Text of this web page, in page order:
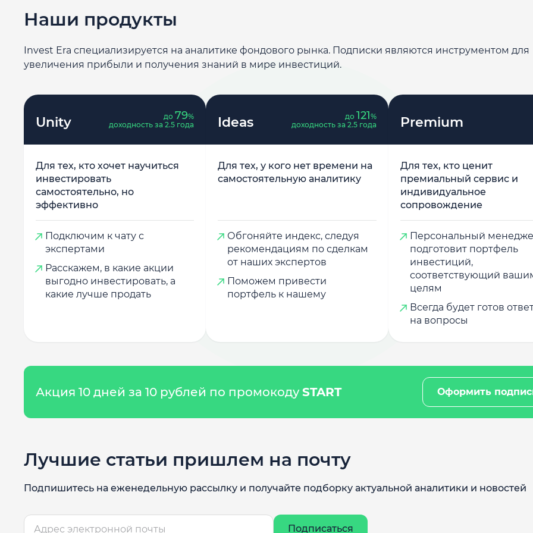
Наши продукты
Invest Era специализируется на аналитике фондового рынка. Подписки являются инструментом для
увеличения прибыли и получения знаний в мире инвестиций.
Unity до79%
доходность за 2.5 года
Для тех, кто хочет научиться
инвестировать
самостоятельно, но
эффективно
Подключим к чату с
экспертами
Расскажем, в какие акции
выгодно инвестировать, а
какие лучше продать
Ideas до 121%
доходность за 2.5 года
Для тех, у кого нет времени на
самостоятельную аналитику
Обгоняйте индекс, следуя
рекомендациям по сделкам
от наших экспертов
Поможем привести
портфель к нашему
Premium
Для тех, кто ценит
премиальный сервис и
индивидуальное
сопровождение
Персональный
подготовит портфель
инвестиций,
соответствующий
целям
Всегда будет готов
на вопросы
Акция 10 дней за 10 рублей по промокодуSTART Оформить
Лучшие статьи пришлем на почту
Подпишитесь на еженедельную рассылку и получайте подборку актуальной аналитики и новостей
Подписаться